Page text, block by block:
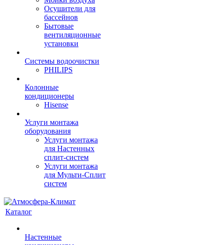
Осушители для
бассейнов
Бытовые
вентиляционные
установки
Системы водоочистки
PHILIPS
Колонные
кондиционеры
Hisense
Услуги монтажа
оборудования
Услуги монтажа
для Настенных
сплит-систем
Услуги монтажа
для Мульти-Сплит
систем
Каталог
Настенные